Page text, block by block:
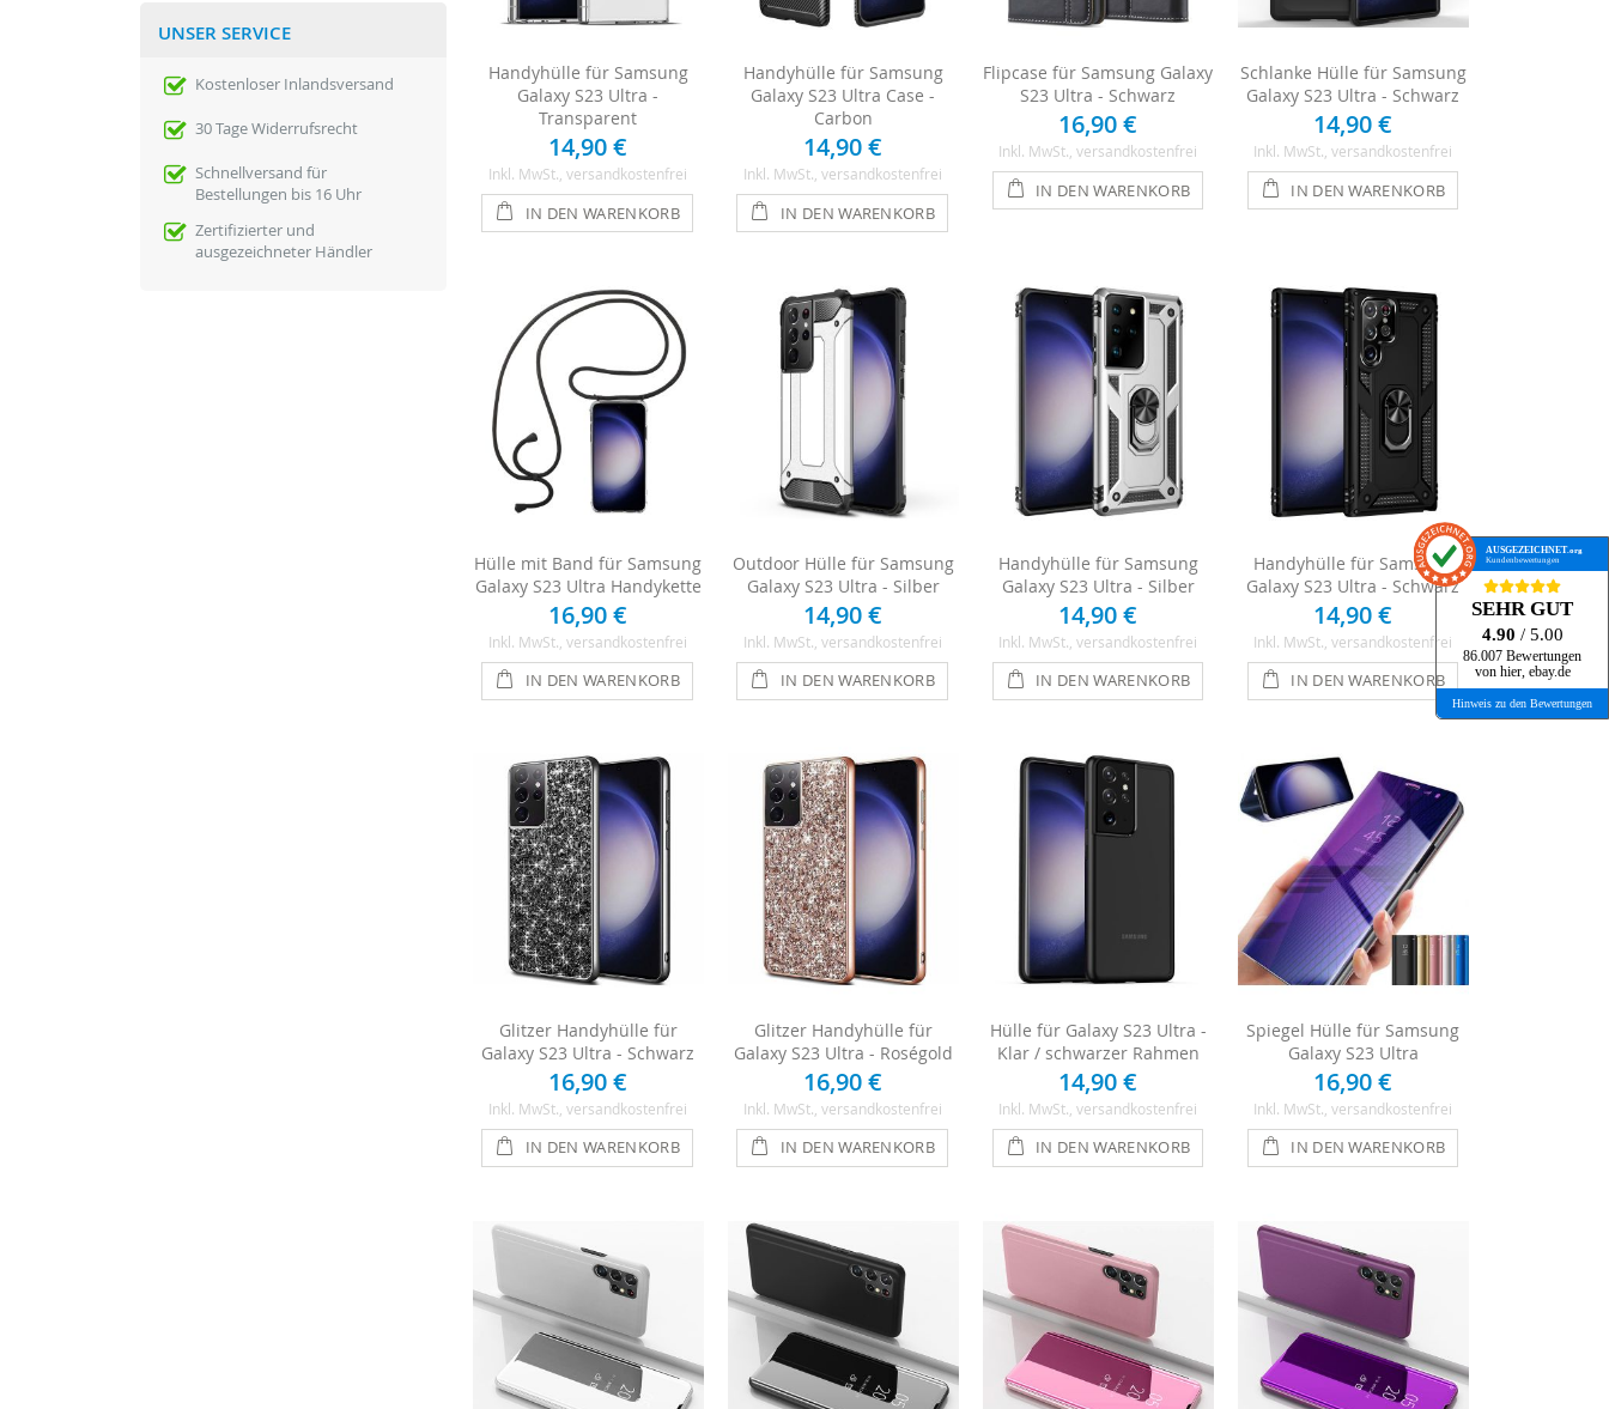
Handyhülle für Samsung
Galaxy S23 Ultra -
Transparent
14,90 €
Inkl. MwSt., versandkostenfrei
IN DEN WARENKORB
Handyhülle für Samsung
Galaxy S23 Ultra Case -
Carbon
14,90 €
Inkl. MwSt., versandkostenfrei
IN DEN WARENKORB
Flipcase für Samsung Galaxy
S23 Ultra - Schwarz
16,90 €
Inkl. MwSt., versandkostenfrei
IN DEN WARENKORB
Schlanke Hülle für Samsung
Galaxy S23 Ultra - Schwarz
14,90 €
Inkl. MwSt., versandkostenfrei
IN DEN WARENKORB
Hülle mit Band für Samsung
Galaxy S23 Ultra Handykette
16,90 €
Inkl. MwSt. , versandkostenfrei
IN DEN WARENKORB
Outdoor Hülle für Samsung
Galaxy S23 Ultra - Silber
14,90 €
Inkl. MwSt. , versandkostenfrei
IN DEN WARENKORB
Handyhülle für Samsung
Galaxy S23 Ultra - Silber
14,90 €
Inkl. MwSt. , versandkostenfrei
IN DEN WARENKORB
Handyhülle für Samsung
Galaxy S23 Ultra - Schwarz
14,90 €
Inkl. MwSt. , versandkostenfrei
IN DEN WARENKORB
Glitzer Handyhülle für
Galaxy S23 Ultra - Schwarz
16,90 €
Inkl. MwSt. , versandkostenfrei
IN DEN WARENKORB
Glitzer Handyhülle für
Galaxy S23 Ultra - Roségold
16,90 €
Inkl. MwSt. , versandkostenfrei
IN DEN WARENKORB
Hülle für Galaxy S23 Ultra -
Klar / schwarzer Rahmen
14,90 €
Inkl. MwSt. , versandkostenfrei
IN DEN WARENKORB
Spiegel Hülle für Samsung
Galaxy S23 Ultra
16,90 €
Inkl. MwSt. , versandkostenfrei
IN DEN WARENKORB
UNSER SERVICE
Kostenloser Inlandsversand
30 Tage Widerrufsrecht
Schnellversand für
Bestellungen bis 16 Uhr
Zertifizierter und
ausgezeichneter Händler
AUSGEZEICHNET.org
Kundenbewertungen
SEHR GUT
4.90 / 5.00
86.007 Bewertungen
von hier, ebay.de
Hinweis zu den Bewertungen